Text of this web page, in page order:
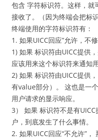
包含 字符标识符。这样，
接收了。（因为终端会把标
终端使用的字符标识符有：
1. 如果UICC回应”允许，不
1) 如果 标识符由UICC提供
应该用来这个标识符来通知
2) 如果 标识符由UICC提供
有value部分）。 这也是一
用户请求的显示响应。
3） 如果 标识符不是有
户，到底发生了什么事情。
2. 如果UICC回应“不允许”，